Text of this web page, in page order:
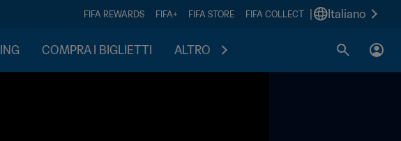
FIFA REWARDS FIFA+ FIFA STORE FIFA COLLECT Italiano
COMPRA I BIGLIETTI ALTRO